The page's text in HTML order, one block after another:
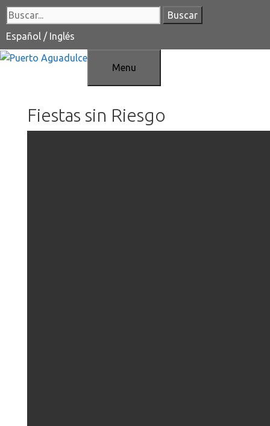
Saltar
al
contenido
Buscar:
Español / Inglés
Menu
Fiestas sin Riesgo